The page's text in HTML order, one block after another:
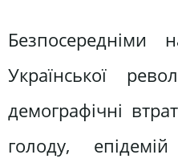
Безпосередніми
Української
демографічні
голоду,